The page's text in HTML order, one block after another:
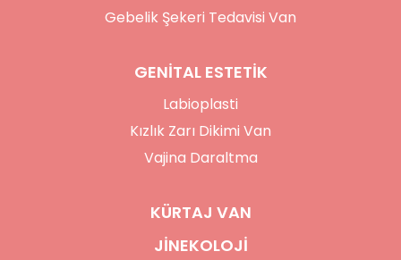
Gebelik Şekeri Tedavisi Van
GENİTAL ESTETİK
Labioplasti
Kızlık Zarı Dikimi Van
Vajina Daraltma
KÜRTAJ VAN
JİNEKOLOJİ